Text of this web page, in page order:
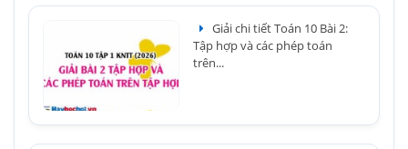
Giải chi tiết Toán 10 Bài 2:
Tập hợp và các phép toán
trên...